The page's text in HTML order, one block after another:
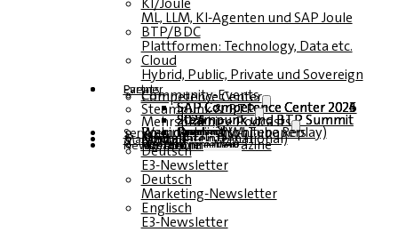
ML, LLM, KI-Agenten und SAP Joule
BTP/BDC
Plattformen: Technology, Data etc.
Cloud
Hybrid, Public, Private und Sovereign
Partner
EventsCommunity-Events
Competence Center
SAP Competence Center 2026
SAP Competence Center 2025
SAP Competence Center 2024
SAP Competence Center 2023
Steampunk & BTP
Steampunk und BTP Summit 2026
Steampunk und BTP Summit 2025
Steampunk und BTP Summit 2024
Mehrsprachige Podcasts
Deutsch
Englisch
Spanisch
Französisch
Roundtables (YouTube Replay)
Webinare und Whitepapers
Service
Formulare
Kontakt
Mediadaten DACH
Media Kit (International)
Magazin
hier abonnieren
für Abonnenten
kostenfreie Magazine
Newsletter
Deutsch
E3-Newsletter
Deutsch
Marketing-Newsletter
Englisch
E3-Newsletter